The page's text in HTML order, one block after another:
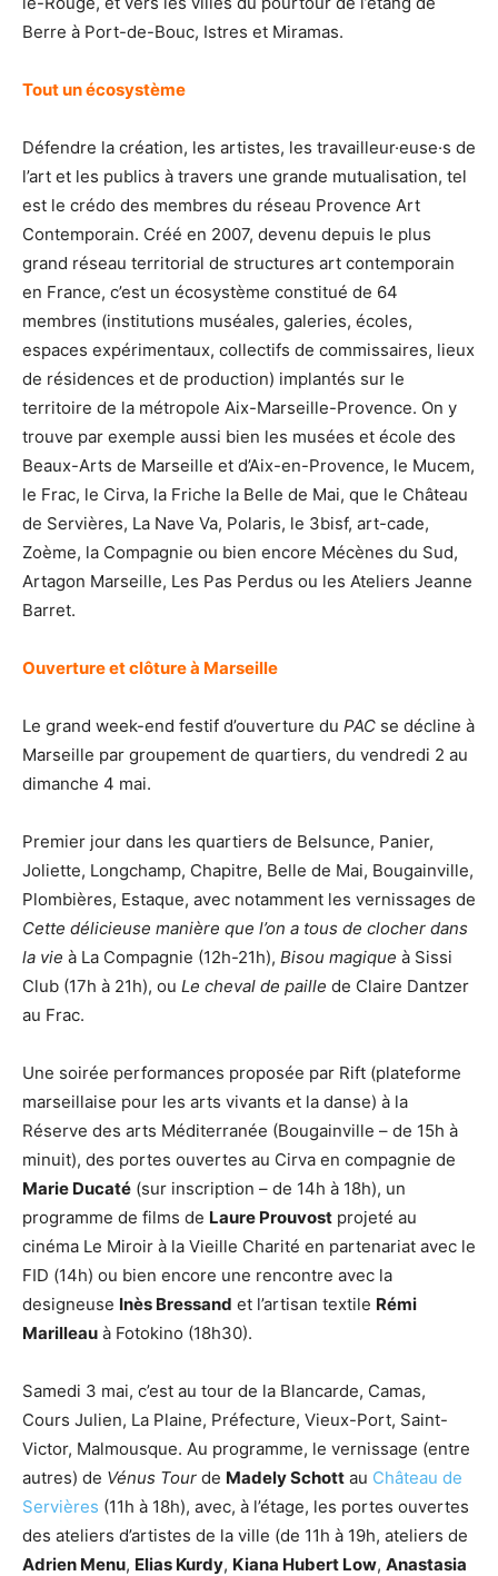
Berre à Port-de-Bouc, Istres et Miramas.
Tout un écosystème
Défendre la création, les artistes, les travailleur·euse·s de
l’art et les publics à travers une grande mutualisation, tel
est le crédo des membres du réseau Provence Art
Contemporain. Créé en 2007, devenu depuis le plus
grand réseau territorial de structures art contemporain
en France, c’est un écosystème constitué de 64
membres (institutions muséales, galeries, écoles,
espaces expérimentaux, collectifs de commissaires, lieux
de résidences et de production) implantés sur le
territoire de la métropole Aix-Marseille-Provence. On y
trouve par exemple aussi bien les musées et école des
Beaux-Arts de Marseille et d’Aix-en-Provence, le Mucem,
le Frac, le Cirva, la Friche la Belle de Mai, que le Château
de Servières, La Nave Va, Polaris, le 3bisf, art-cade,
Zoème, la Compagnie ou bien encore Mécènes du Sud,
Artagon Marseille, Les Pas Perdus ou les Ateliers Jeanne
Barret.
Ouverture et clôture à Marseille
Le grand week-end festif d’ouverture du PAC se décline à
Marseille par groupement de quartiers, du vendredi 2 au
dimanche 4 mai.
Premier jour dans les quartiers de Belsunce, Panier,
Joliette, Longchamp, Chapitre, Belle de Mai, Bougainville,
Plombières, Estaque, avec notamment les vernissages de
Cette délicieuse manière que l’on a tous de clocher dans
la vie à La Compagnie (12h-21h), Bisou magique à Sissi
Club (17h à 21h), ou Le cheval de paille de Claire Dantzer
au Frac.
Une soirée performances proposée par Rift (plateforme
marseillaise pour les arts vivants et la danse) à la
Réserve des arts Méditerranée (Bougainville – de 15h à
minuit), des portes ouvertes au Cirva en compagnie de
Marie Ducaté (sur inscription – de 14h à 18h), un
programme de films de Laure Prouvost projeté au
cinéma Le Miroir à la Vieille Charité en partenariat avec le
FID (14h) ou bien encore une rencontre avec la
designeuse Inès Bressand et l’artisan textile Rémi
Marilleau à Fotokino (18h30).
Samedi 3 mai, c’est au tour de la Blancarde, Camas,
Cours Julien, La Plaine, Préfecture, Vieux-Port, Saint-
Victor, Malmousque. Au programme, le vernissage (entre
autres) de Vénus Tour de Madely Schott au Château de
Servières (11h à 18h), avec, à l’étage, les portes ouvertes
des ateliers d’artistes de la ville (de 11h à 19h, ateliers de
Adrien Menu, Elias Kurdy, Kiana Hubert Low, Anastasia